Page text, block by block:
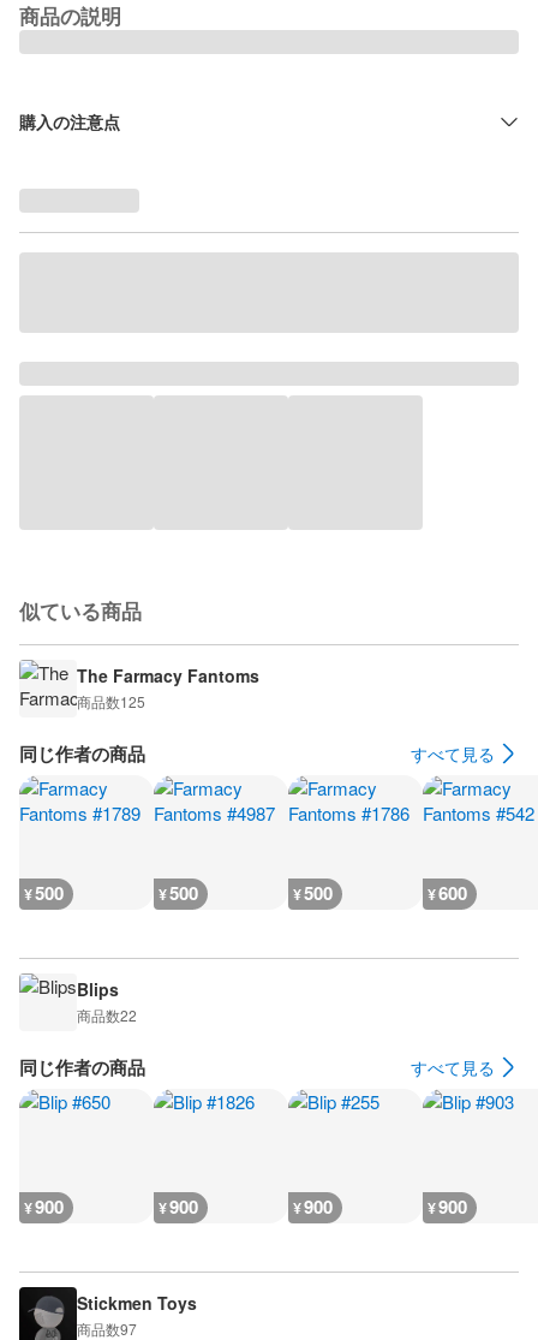
商品の説明
購入の注意点
似ている商品
The Farmacy Fantoms
商品数125
同じ作者の商品 すべて見る
¥500 ¥500 ¥500 ¥600
Blips
商品数22
同じ作者の商品 すべて見る
¥900 ¥900 ¥900 ¥900
Stickmen Toys
商品数97